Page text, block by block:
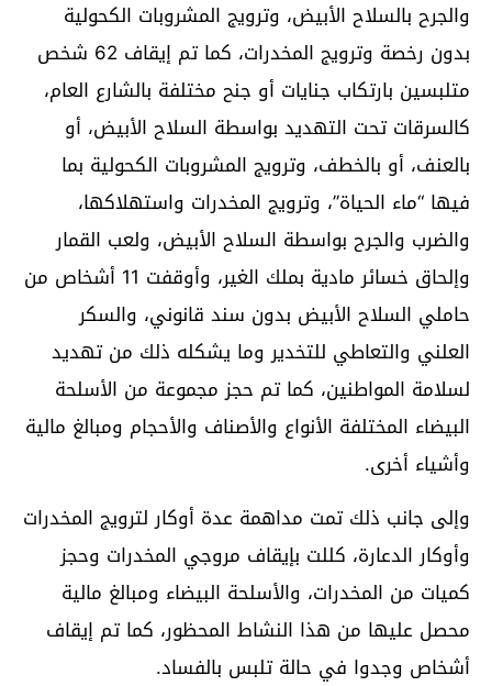
والجرح بالسلاح الأبيض، وترويج المشروبات الكحولية
بدون رخصة وترويج المخدرات، كما تم إيقاف 62 شخص
متلبسين بارتكاب جنايات أو جنح مختلفة بالشارع العام،
كالسرقات تحت التهديد بواسطة السلاح الأبيض، أو
بالعنف، أو بالخطف، وترويج المشروبات الكحولية بما
فيها “ماء الحياة”، وترويج المخدرات واستهلاكها،
والضرب والجرح بواسطة السلاح الأبيض، ولعب القمار
وإلحاق خسائر مادية بملك الغير، وأوقفت 11 أشخاص من
حاملي السلاح الأبيض بدون سند قانوني، والسكر
العلني والتعاطي للتخدير وما يشكله ذلك من تهديد
لسلامة المواطنين، كما تم حجز مجموعة من الأسلحة
البيضاء المختلفة الأنواع والأصناف والأحجام ومبالغ مالية
وأشياء أخرى.
وإلى جانب ذلك تمت مداهمة عدة أوكار لترويج المخدرات
وأوكار الدعارة، كللت بإيقاف مروجي المخدرات وحجز
كميات من المخدرات، والأسلحة البيضاء ومبالغ مالية
محصل عليها من هذا النشاط المحظور، كما تم إيقاف
أشخاص وجدوا في حالة تلبس بالفساد.